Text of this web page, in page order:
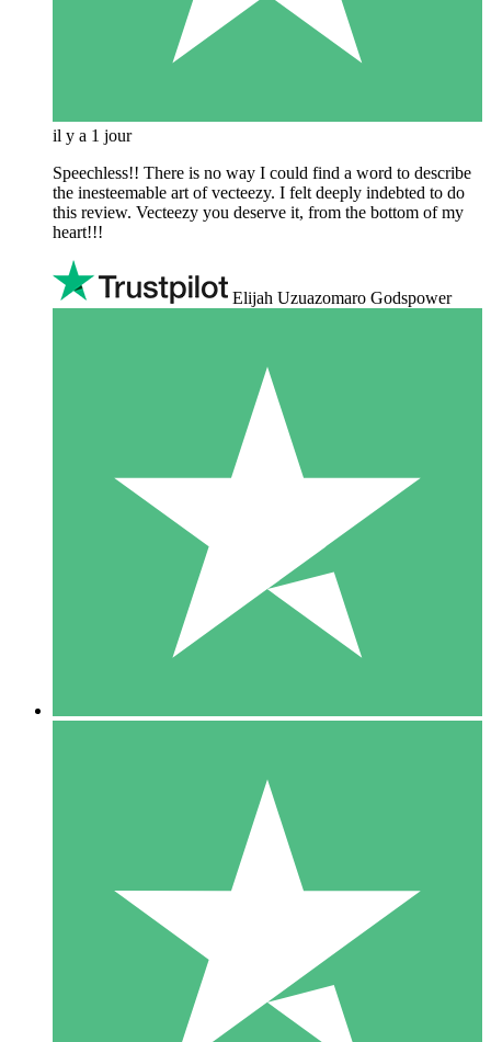
il y a 1 jour
Speechless!! There is no way I could find a word to describe
the inesteemable art of vecteezy. I felt deeply indebted to do
this review. Vecteezy you deserve it, from the bottom of my
heart!!!
Elijah Uzuazomaro Godspower